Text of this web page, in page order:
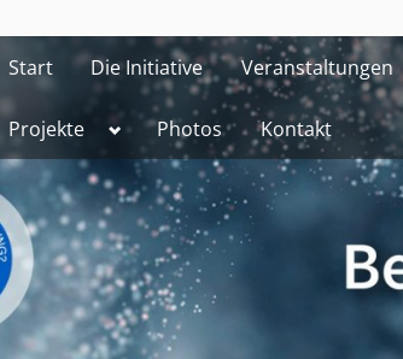
Start Die Initiative Veranstaltungen
Projekte Toggle
menu
Photos Kontakt